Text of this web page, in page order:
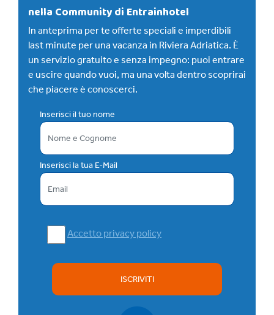
nella Community di Entrainhotel
In anteprima per te offerte speciali e imperdibili
last minute per una vacanza in Riviera Adriatica. È
un servizio gratuito e senza impegno: puoi entrare
e uscire quando vuoi, ma una volta dentro scoprirai
che piacere è conoscerci.
Inserisci il tuo nome
Inserisci la tua E-Mail
Accetto privacy policy
ISCRIVITI